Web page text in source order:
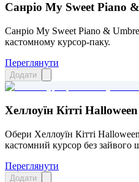
Санріо My Sweet Piano
Санріо My Sweet Piano &
кастомному курсор-паку.
Переглянути
Додати
Хеллоуїн Кітті
Обери Хеллоуїн Кітті
кастомний курсор без зайвого
Переглянути
Додати